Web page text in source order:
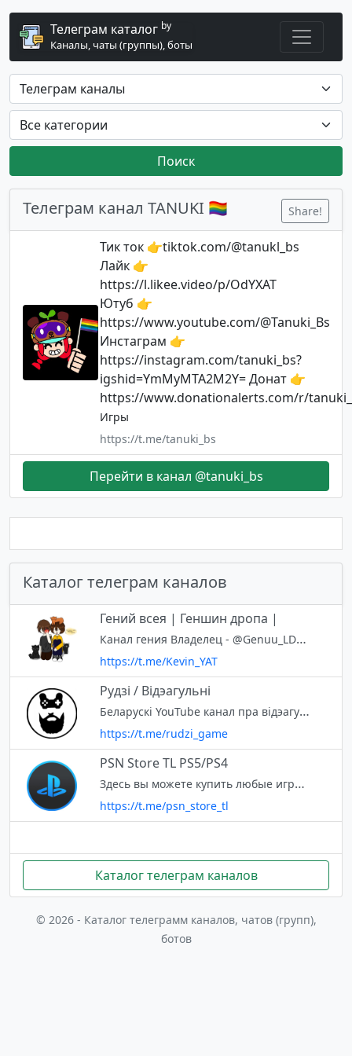
Телеграм каталог by
Каналы, чаты (группы), боты
Поиск
Телеграм канал TANUKI 🏳️‍🌈 Share!
Тик ток 👉tiktok.com/@tanukl_bs
Лайк 👉
https://l.likee.video/p/OdYXAT
Ютуб 👉
https://www.youtube.com/@Tanuki_Bs
Инстаграм 👉
https://instagram.com/tanuki_bs?
igshid=YmMyMTA2M2Y= Донат 👉
https://www.donationalerts.com/r/
Игры
https://t.me/tanuki_bs
Перейти в канал @tanuki_bs
Каталог телеграм каналов
Гений всея | Геншин дропа |
Канал гения Владелец - @Genuu_LDTK Любимки(Админы) - @Cat_the_rain @yeblona @Sdrengu Бот этого канала - @KevinYAT_Bot Люблю Людишки, думаю вам нравится здесь
https://t.me/Kevin_YAT
Рудзі / Відэагульні
Беларускі YouTube канал пра відэагульні: https://www.youtube.com/Рудзі Твіч-канал са стрымамі: https://www.twitch.tv/rudzi_game Дапамагчы аўтару: https://www.patreon.com/rudzi_game
https://t.me/rudzi_game
PSN Store TL PS5/PS4
Здесь вы можете купить любые игры и подписки дешевле чем было в Российском сторе За информацией и покупкой к @psn_store_illia
https://t.me/psn_store_tl
Каталог телеграм каналов
© 2026 - Каталог телеграмм каналов, чатов (групп),
ботов